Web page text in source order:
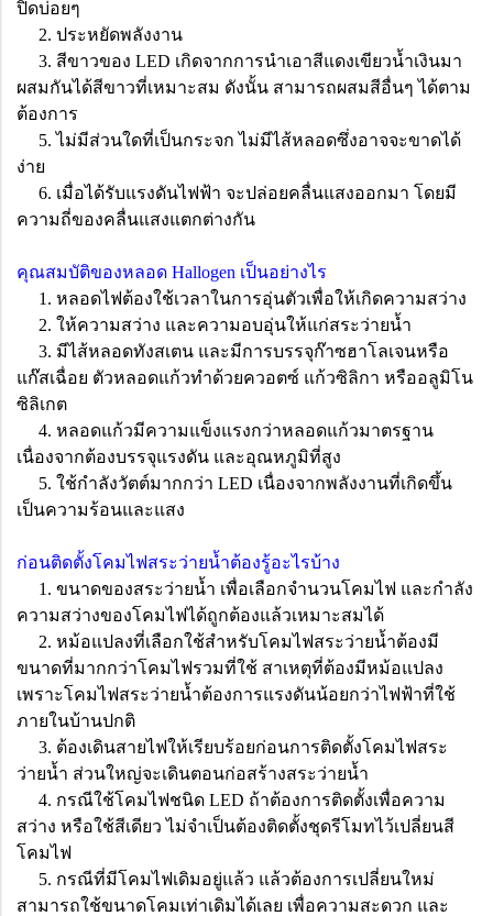
ปิดบ่อยๆ
2. ประหยัดพลังงาน
3. สีขาวของ LED เกิดจากการนำเอาสีแดงเขียวน้ำเงินมา
ผสมกันได้สีขาวที่เหมาะสม ดังนั้น สามารถผสมสีอื่นๆ ได้ตาม
ต้องการ
5. ไม่มีส่วนใดที่เป็นกระจก ไม่มีไส้หลอดซึ่งอาจจะขาดได้
ง่าย
6. เมื่อได้รับแรงดันไฟฟ้า จะปล่อยคลื่นแสงออกมา โดยมี
ความถี่ของคลื่นแสงแตกต่างกัน
คุณสมบัติของหลอด Hallogen เป็นอย่างไร
1. หลอดไฟต้องใช้เวลาในการอุ่นตัวเพื่อให้เกิดความสว่าง
2. ให้ความสว่าง และความอบอุ่นให้แก่สระว่ายน้ำ
3. มีไส้หลอดทังสเตน และมีการบรรจุก๊าซฮาโลเจนหรือ
แก๊สเฉื่อย ตัวหลอดแก้วทำด้วยควอตซ์ แก้วซิลิกา หรืออลูมิโน
ซิลิเกต
4. หลอดแก้วมีความแข็งแรงกว่าหลอดแก้วมาตรฐาน
เนื่องจากต้องบรรจุแรงดัน และอุณหภูมิที่สูง
5. ใช้กำลังวัตต์มากกว่า LED เนื่องจากพลังงานที่เกิดขึ้น
เป็นความร้อนและแสง
ก่อนติดตั้งโคมไฟสระว่ายน้ำต้องรู้อะไรบ้าง
1. ขนาดของสระว่ายน้ำ เพื่อเลือกจำนวนโคมไฟ และกำลัง
ความสว่างของโคมไฟได้ถูกต้องแล้วเหมาะสมได้
2. หม้อแปลงที่เลือกใช้สำหรับโคมไฟสระว่ายน้ำต้องมี
ขนาดที่มากกว่าโคมไฟรวมที่ใช้ สาเหตุที่ต้องมีหม้อแปลง
เพราะโคมไฟสระว่ายน้ำต้องการแรงดันน้อยกว่าไฟฟ้าที่ใช้
ภายในบ้านปกติ
3. ต้องเดินสายไฟให้เรียบร้อยก่อนการติดตั้งโคมไฟสระ
ว่ายน้ำ ส่วนใหญ่จะเดินตอนก่อสร้างสระว่ายน้ำ
4. กรณีใช้โคมไฟชนิด LED ถ้าต้องการติดตั้งเพื่อความ
สว่าง หรือใช้สีเดียว ไม่จำเป็นต้องติดตั้งชุดรีโมทไว้เปลี่ยนสี
โคมไฟ
5. กรณีที่มีโคมไฟเดิมอยู่แล้ว แล้วต้องการเปลี่ยนใหม่
สามารถใช้ขนาดโคมเท่าเดิมได้เลย เพื่อความสะดวก และ